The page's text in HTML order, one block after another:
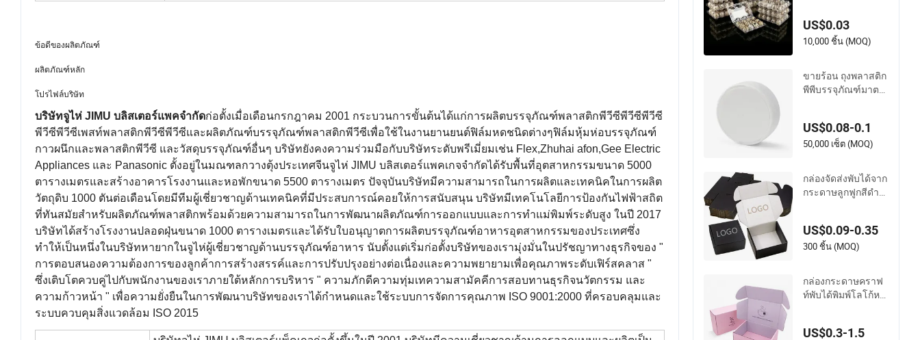
ข้อดีของผลิตภัณฑ์
ผลิตภัณฑ์หลัก
โปรไฟล์บริษัท
บริษัทจูไห่ JIMU บลิสเตอร์แพคจำกัดก่อตั้งเมื่อเดือนกรกฎาคม 2001 กระบวนการขั้นต้นได้แก่การผลิตบรรจุภัณฑ์พลาสติกพีวีซีพีวีซีพีวีซี
พีวีซีพีวีซีเพสท์พลาสติกพีวีซีพีวีซีและผลิตภัณฑ์บรรจุภัณฑ์พลาสติกพีวีซีเพื่อใช้ในงานยานยนต์ฟิล์มหดชนิดต่างๆฟิล์มหุ้มห่อบรรจุภัณฑ์
กาวผนึกและพลาสติกพีวีซี และวัสดุบรรจุภัณฑ์อื่นๆ บริษัทยังคงความร่วมมือกับบริษัทระดับพรีเมี่ยมเช่น Flex,Zhuhai afon,Gee Electric
Appliances และ Panasonic ตั้งอยู่ในมณฑลกวางตุ้งประเทศจีนจูไห่ JIMU บลิสเตอร์แพคเกจจำกัดได้รับพื้นที่อุตสาหกรรมขนาด 5000
ตารางเมตรและสร้างอาคารโรงงานและหอพักขนาด 5500 ตารางเมตร ปัจจุบันบริษัทมีความสามารถในการผลิตและเทคนิคในการผลิต
วัตถุดิบ 1000 ตันต่อเดือนโดยมีทีมผู้เชี่ยวชาญด้านเทคนิคที่มีประสบการณ์คอยให้การสนับสนุน บริษัทมีเทคโนโลยีการป้องกันไฟฟ้าสถิต
ที่ทันสมัยสำหรับผลิตภัณฑ์พลาสติกพร้อมด้วยความสามารถในการพัฒนาผลิตภัณฑ์การออกแบบและการทำแม่พิมพ์ระดับสูง ในปี 2017
บริษัทได้สร้างโรงงานปลอดฝุ่นขนาด 1000 ตารางเมตรและได้รับใบอนุญาตการผลิตบรรจุภัณฑ์อาหารอุตสาหกรรมของประเทศซึ่ง
ทำให้เป็นหนึ่งในบริษัทหายากในจูไห่ผู้เชี่ยวชาญด้านบรรจุภัณฑ์อาหาร นับตั้งแต่เริ่มก่อตั้งบริษัทของเรามุ่งมั่นในปรัชญาทางธุรกิจของ "
การตอบสนองความต้องการของลูกค้าการสร้างสรรค์และการปรับปรุงอย่างต่อเนื่องและความพยายามเพื่อคุณภาพระดับเฟิร์สคลาส "
ซึ่งเติบโตควบคู่ไปกับพนักงานของเราภายใต้หลักการบริหาร " ความภักดีความทุ่มเทความสามัคคีการสอบทานธุรกิจนวัตกรรม และ
ความก้าวหน้า " เพื่อความยั่งยืนในการพัฒนาบริษัทของเราได้กำหนดและใช้ระบบการจัดการคุณภาพ ISO 9001:2000 ที่ครอบคลุมและ
ระบบควบคุมสิ่งแวดล้อม ISO 2015
US$0.03
10,000 ชิ้น (MOQ)
ขายร้อน ถุงพลาสติก
พีพีบรรจุภัณฑ์มาตร
US$0.08-0.1
50,000 เซ็ต (MOQ)
กล่องจัดส่งพับได้จาก
กระดาษลูกฟูกสีดำข
US$0.09-0.35
300 ชิ้น (MOQ)
กล่องกระดาษคราฟ
ท์พับได้พิมพ์โลโก้หรู
เท้า เครื่องประดับ กา
US$0.3-1.5